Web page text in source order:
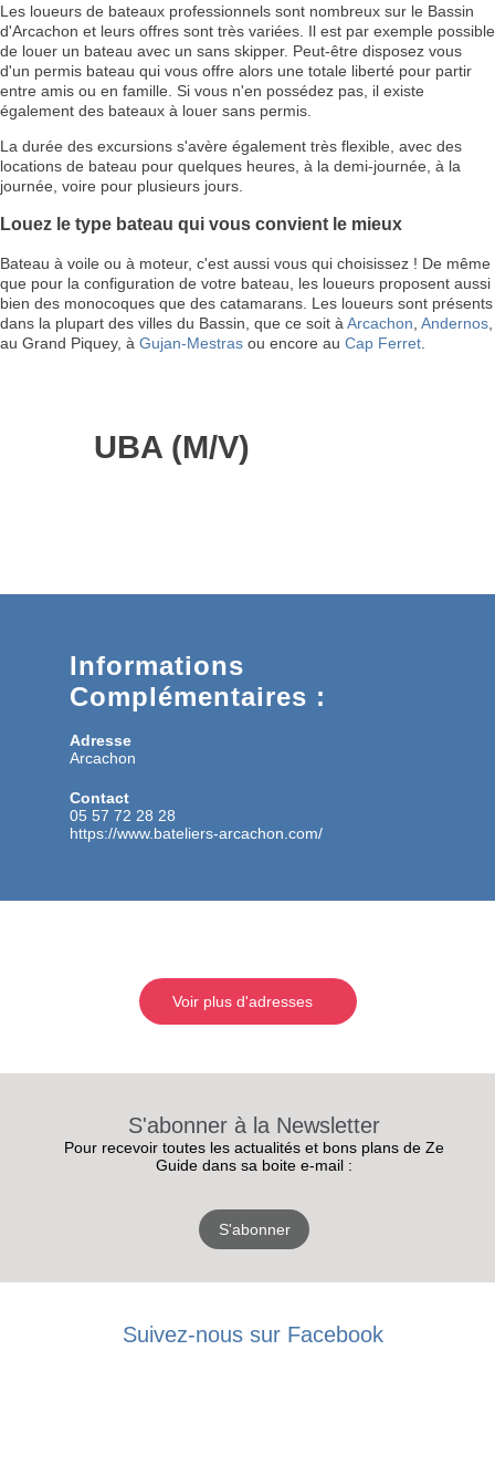
Les loueurs de bateaux professionnels sont nombreux sur le Bassin
d'Arcachon et leurs offres sont très variées. Il est par exemple possible
de louer un bateau avec un sans skipper. Peut-être disposez vous
d'un permis bateau qui vous offre alors une totale liberté pour partir
entre amis ou en famille. Si vous n'en possédez pas, il existe
également des bateaux à louer sans permis.
La durée des excursions s'avère également très flexible, avec des
locations de bateau pour quelques heures, à la demi-journée, à la
journée, voire pour plusieurs jours.
Louez le type bateau qui vous convient le mieux
Bateau à voile ou à moteur, c'est aussi vous qui choisissez ! De même
que pour la configuration de votre bateau, les loueurs proposent aussi
bien des monocoques que des catamarans. Les loueurs sont présents
dans la plupart des villes du Bassin, que ce soit à Arcachon Andernos
au Grand Piquey, à Gujan-Mestras ou encore au Cap Ferret
UBA (M/V)
Informations
Complémentaires :
Adresse
Arcachon
Contact
05 57 72 28 28
https://www.bateliers-arcachon.com/
Voir plus d'adresses
S'abonner à la Newsletter
Pour recevoir toutes les actualités et bons plans de Ze
Guide dans sa boite e-mail :
S'abonner
Suivez-nous sur Facebook